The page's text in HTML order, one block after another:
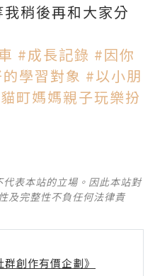
稍後再和大家分
#成長記錄 #因你
學習對象 #以小朋
貓町媽媽親子玩樂扮
表本站的立場。因此本站對
及完整性不負任何法律責
創作有價企劃》